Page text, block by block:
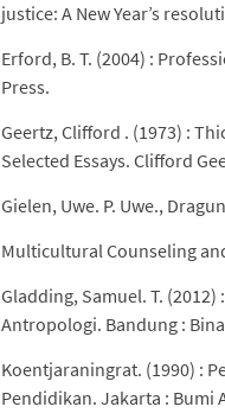
justice: A New Year’s
Erford, B. T. (2004) :
Press.
Geertz, Clifford . (1973) :
Selected Essays. Clifford
Gielen, Uwe. P. Uwe.,
Multicultural Counseling
Gladding, Samuel. T.
Antropologi. Bandung :
Koentjaraningrat. (1990) :
Pendidikan. Jakarta : Bumi